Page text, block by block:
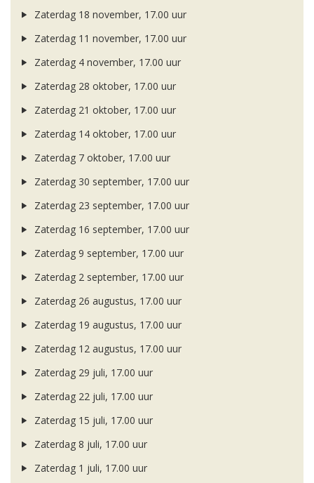
Zaterdag 18 november, 17.00 uur
Zaterdag 11 november, 17.00 uur
Zaterdag 4 november, 17.00 uur
Zaterdag 28 oktober, 17.00 uur
Zaterdag 21 oktober, 17.00 uur
Zaterdag 14 oktober, 17.00 uur
Zaterdag 7 oktober, 17.00 uur
Zaterdag 30 september, 17.00 uur
Zaterdag 23 september, 17.00 uur
Zaterdag 16 september, 17.00 uur
Zaterdag 9 september, 17.00 uur
Zaterdag 2 september, 17.00 uur
Zaterdag 26 augustus, 17.00 uur
Zaterdag 19 augustus, 17.00 uur
Zaterdag 12 augustus, 17.00 uur
Zaterdag 29 juli, 17.00 uur
Zaterdag 22 juli, 17.00 uur
Zaterdag 15 juli, 17.00 uur
Zaterdag 8 juli, 17.00 uur
Zaterdag 1 juli, 17.00 uur